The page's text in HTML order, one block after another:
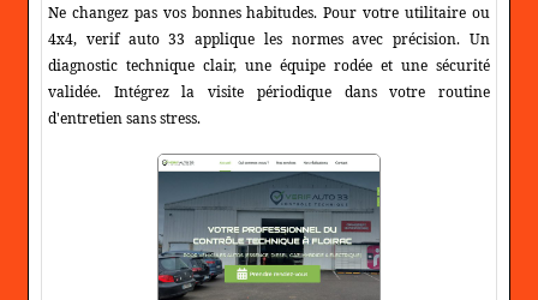
Ne changez pas vos bonnes habitudes. Pour votre utilitaire ou
4x4, verif auto 33 applique les normes avec précision. Un
diagnostic technique clair, une équipe rodée et une sécurité
validée. Intégrez la visite périodique dans votre routine
d'entretien sans stress.